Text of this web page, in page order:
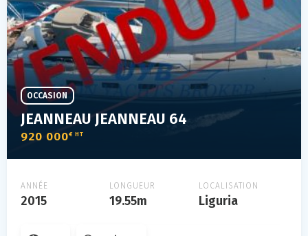
JEANNEAU JEANNEAU 64
920 000€ HT
OCCASION
ANNÉE
2015
LONGUEUR
19.55m
LOCALISATION
Liguria